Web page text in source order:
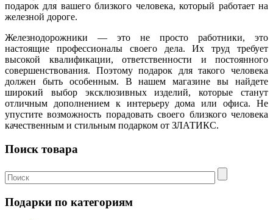
подарок для вашего близкого человека, который работает на
железной дороге.
Железнодорожники — это не просто работники, это
настоящие профессионалы своего дела. Их труд требует
высокой квалификации, ответственности и постоянного
совершенствования. Поэтому подарок для такого человека
должен быть особенным. В нашем магазине вы найдете
широкий выбор эксклюзивных изделий, которые станут
отличным дополнением к интерьеру дома или офиса. Не
упустите возможность порадовать своего близкого человека
качественным и стильным подарком от ЗЛАТИКС.
Поиск товара
Подарки по категориям